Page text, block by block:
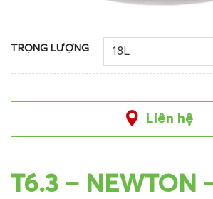
TRỌNG LƯỢNG
Liên hệ
T6.3 – NEWTON